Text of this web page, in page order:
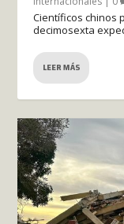
Científicos chinos
decimosexta
LEER MÁS